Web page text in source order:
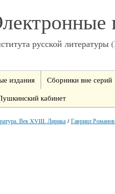
русской
издания
Сборники вне серий
кабинет
Век XVIII. Лирика /Гавриил